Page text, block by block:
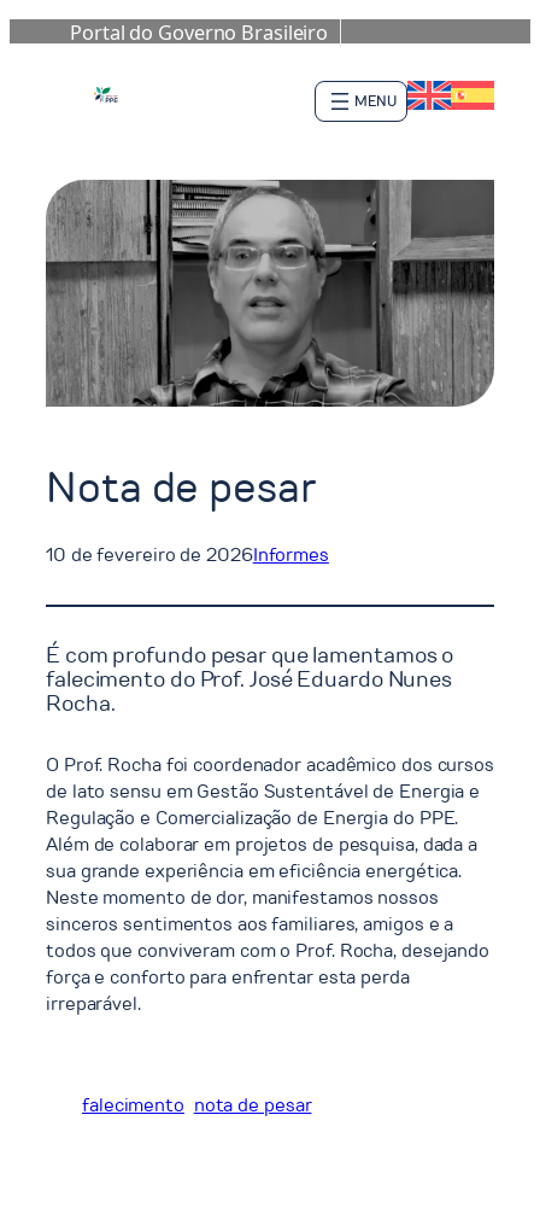
Portal do Governo Brasileiro
para
o
Nota de pesar
10 de fevereiro de 2026Informes
É com profundo pesar que lamentamos o
falecimento do Prof. José Eduardo Nunes
Rocha.
O Prof. Rocha foi coordenador acadêmico dos cursos
de lato sensu em Gestão Sustentável de Energia e
Regulação e Comercialização de Energia do PPE.
Além de colaborar em projetos de pesquisa, dada a
sua grande experiência em eficiência energética.
Neste momento de dor, manifestamos nossos
sinceros sentimentos aos familiares, amigos e a
todos que conviveram com o Prof. Rocha, desejando
força e conforto para enfrentar esta perda
irreparável.
falecimento nota de pesar